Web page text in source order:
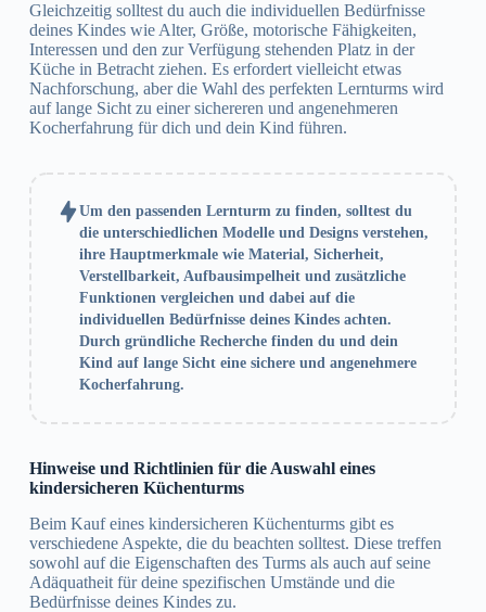
Gleichzeitig solltest du auch die individuellen Bedürfnisse
deines Kindes wie Alter, Größe, motorische Fähigkeiten,
Interessen und den zur Verfügung stehenden Platz in der
Küche in Betracht ziehen. Es erfordert vielleicht etwas
Nachforschung, aber die Wahl des perfekten Lernturms wird
auf lange Sicht zu einer sichereren und angenehmeren
Kocherfahrung für dich und dein Kind führen.
Um den passenden Lernturm zu finden, solltest du
die unterschiedlichen Modelle und Designs verstehen,
ihre Hauptmerkmale wie Material, Sicherheit,
Verstellbarkeit, Aufbausimpelheit und zusätzliche
Funktionen vergleichen und dabei auf die
individuellen Bedürfnisse deines Kindes achten.
Durch gründliche Recherche finden du und dein
Kind auf lange Sicht eine sichere und angenehmere
Kocherfahrung.
Hinweise und Richtlinien für die Auswahl eines
kindersicheren Küchenturms
Beim Kauf eines kindersicheren Küchenturms gibt es
verschiedene Aspekte, die du beachten solltest. Diese treffen
sowohl auf die Eigenschaften des Turms als auch auf seine
Adäquatheit für deine spezifischen Umstände und die
Bedürfnisse deines Kindes zu.